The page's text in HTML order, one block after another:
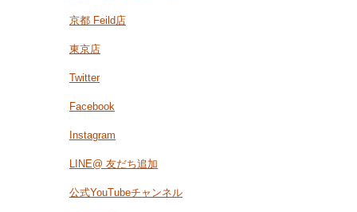
京都 Feild店
東京店
Twitter
Facebook
Instagram
LINE@ 友だち追加
公式YouTubeチャンネル